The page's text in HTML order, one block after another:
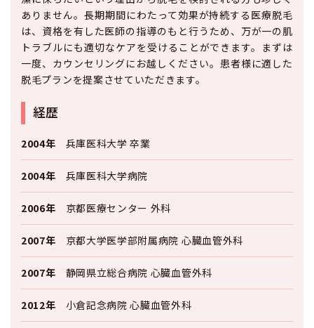
ありません。長期期間にわたって効果が持続する医療脱毛
は、資格を有した医師の指導のもと行うため、万が一の肌
トラブルにも適切なケアを受けることができます。まずは
一度、カウンセリングにお越しください。患者様に適した
脱毛プランを提案させていただきます。
経歴
2004年 兵庫医科大学 卒業
2004年 兵庫医科大学病院
2006年 京都医療センター 外科
2007年 京都大学医学部附属病院 心臓血管外科
2007年 静岡県立総合病院 心臓血管外科
2012年 小倉記念病院 心臓血管外科